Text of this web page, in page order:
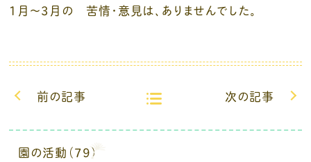
1月～3月の 苦情・意見は、ありませんでした。
前の記事 次の記事
園の活動（79）